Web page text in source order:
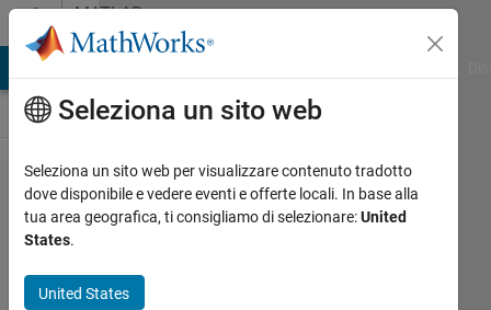
Vai al contenutoMATLAB
Answers
How I
can
calculate
Seleziona un sito web
Seleziona un sito web per visualizzare contenuto tradotto
dove disponibile e vedere eventi e offerte locali. In base alla
tua area geografica, ti consigliamo di selezionare:United
States.
United States